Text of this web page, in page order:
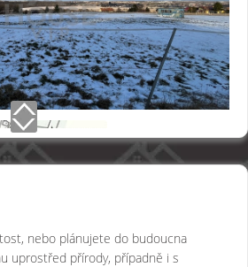
nebo plánujete do budoucna
uprostřed přírody, případně i s